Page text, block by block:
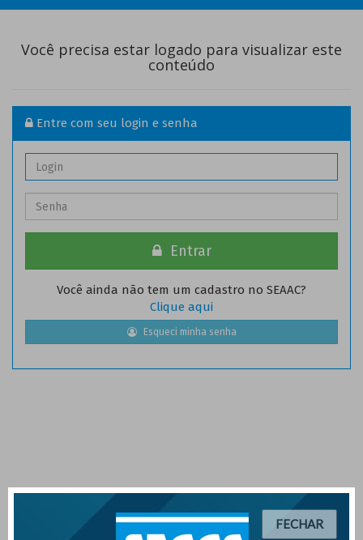
Você precisa estar logado para visualizar este
conteúdo
Entre com seu login e senha
Entrar
Você ainda não tem um cadastro no SEAAC?
Clique aqui
Esqueci minha senha
FECHAR